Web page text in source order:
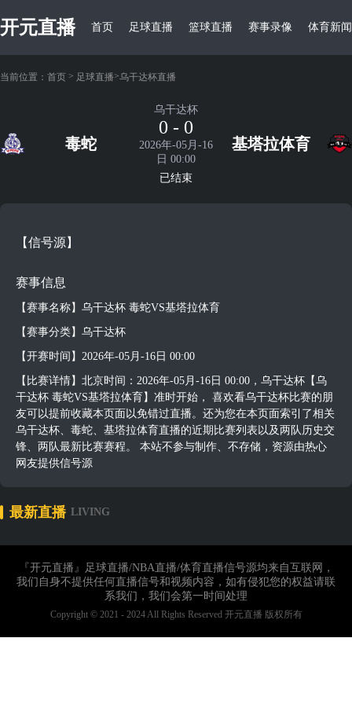
开元直播 首页 足球直播 篮球直播 赛事录像 体育新闻
当前位置： 首页 > 足球直播>乌干达杯直播
毒蛇
乌干达杯
0 - 0
2026年-05月-16
日 00:00
已结束
基塔拉体育
【信号源】
赛事信息
【赛事名称】乌干达杯 毒蛇VS基塔拉体育
【赛事分类】乌干达杯
【开赛时间】2026年-05月-16日 00:00
【比赛详情】北京时间：2026年-05月-16日 00:00，乌干达杯【乌
干达杯 毒蛇VS基塔拉体育】准时开始， 喜欢看乌干达杯比赛的朋
友可以提前收藏本页面以免错过直播。还为您在本页面索引了相关
乌干达杯、毒蛇、基塔拉体育直播的近期比赛列表以及两队历史交
锋、两队最新比赛赛程。 本站不参与制作、不存储，资源由热心
网友提供信号源
最新直播 LIVING
『开元直播』足球直播/NBA直播/体育直播信号源均来自互联网，
我们自身不提供任何直播信号和视频内容，如有侵犯您的权益请联
系我们，我们会第一时间处理
Copyright © 2021 - 2024 All Rights Reserved 开元直播 版权所有